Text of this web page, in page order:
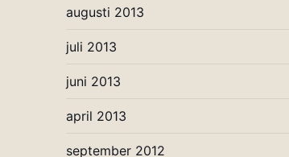
augusti 2013
juli 2013
juni 2013
april 2013
september 2012